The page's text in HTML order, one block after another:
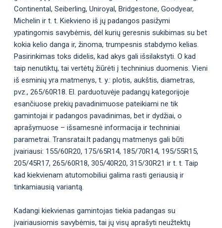
Continental, Seiberling, Uniroyal, Bridgestone, Goodyear,
Michelin ir t. t. Kiekvieno iš jų padangos pasižymi
ypatingomis savybėmis, dėl kurių geresnis sukibimas su bet
kokia kelio danga ir, žinoma, trumpesnis stabdymo kelias.
Pasirinkimas toks didelis, kad akys gali išsilakstyti. O kad
taip nenutiktų, tai vertėtų žiūrėti į techninius duomenis. Vieni
iš esminių yra matmenys, t. y.: plotis, aukštis, diametras,
pvz., 265/60R18. El. parduotuvėje padangų kategorijoje
esančiuose prekių pavadinimuose pateikiami ne tik
gamintojai ir padangos pavadinimas, bet ir dydžiai, o
aprašymuose – išsamesnė informacija ir techniniai
parametrai. Transratai.lt padangų matmenys gali būti
įvairiausi: 155/60R20, 175/65R14, 185/70R14, 195/55R15,
205/45R17, 265/60R18, 305/40R20, 315/30R21 ir t. t. Taip
kad kiekvienam atutomobiliui galima rasti geriausią ir
tinkamiausią variantą.
Kadangi kiekvienas gamintojas tiekia padangas su
įvairiausiomis savybėmis, tai jų visų aprašyti neužtektų